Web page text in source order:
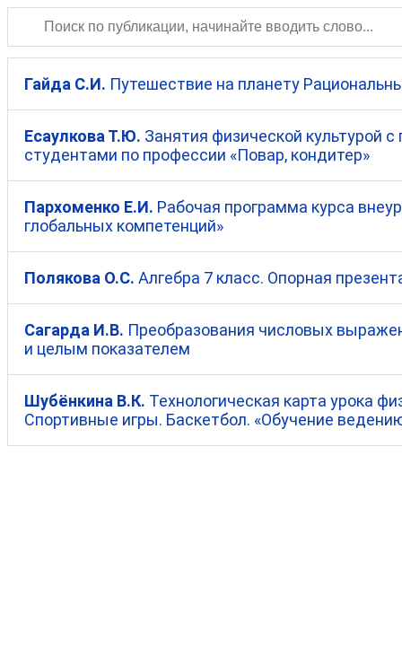
Гайда С.И. Путешествие на планету
Есаулкова Т.Ю. Занятия физической культурой
студентами по профессии «Повар, кондитер»
Пархоменко Е.И. Рабочая программа курса
глобальных компетенций»
Полякова О.С. Алгебра 7 класс. Опорная
Сагарда И.В. Преобразования числовых
и целым показателем
Шубёнкина В.К. Технологическая карта урока
Спортивные игры. Баскетбол. «Обучение